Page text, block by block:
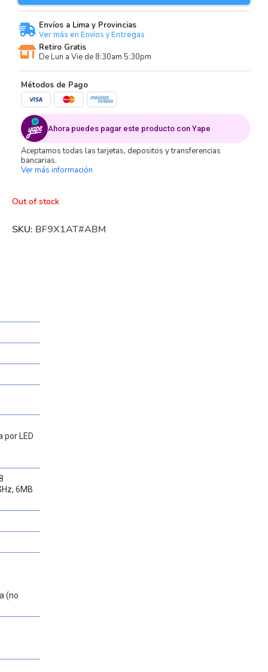
Envíos a Lima y Provincias
Ver más en Envíos y Entregas
Retiro Gratis
De Lun a Vie de 8:30am 5:30pm
Métodos de Pago
Ahora puedes pagar este producto con Yape
Aceptamos todas las tarjetas, depositos y transferencias
bancarias.
Ver más información
Out of stock
SKU: BF9X1AT#ABM
por LED
6MB
(no